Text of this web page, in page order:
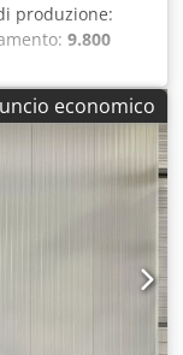
produzione:
9.800
elettrico, tipo
JUNGHEINRICH
Cat.:
mm Altezza di
Altezza
1300 mm
ah Opzioni:
- Porte di
- PSA - Blue
/ cavo
economico